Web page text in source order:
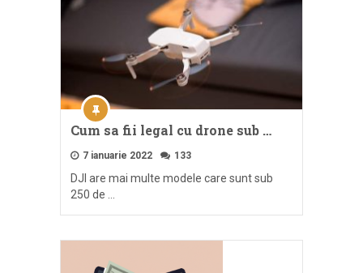
Cum sa fii legal cu drone sub …
7 ianuarie 2022 133
DJI are mai multe modele care sunt sub
250 de …